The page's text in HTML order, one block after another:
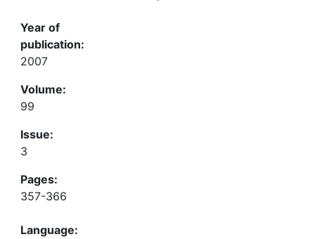
Year of
publication:
2007
Volume:
99
Issue:
3
Pages:
357-366
Language: